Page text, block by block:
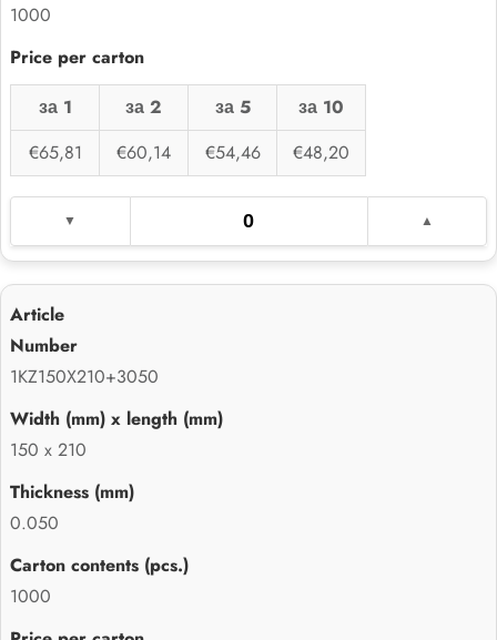
1000
за 1 за 2 за 5
за 10
€65,81
€60,14 €54,46 €48,20
1KZ150X210+3050
150 x 210
0.050
1000